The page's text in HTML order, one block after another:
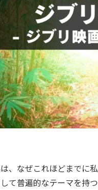
、なぜこれほどまでに
て普遍的なテーマを持